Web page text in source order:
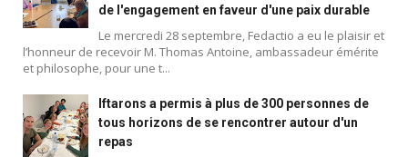
de l'engagement en faveur d'une paix durable
Le mercredi 28 septembre, Fedactio a eu le plaisir et
l’honneur de recevoir M. Thomas Antoine, ambassadeur émérite
et philosophe, pour une t...
Iftarons a permis à plus de 300 personnes de
tous horizons de se rencontrer autour d'un
repas